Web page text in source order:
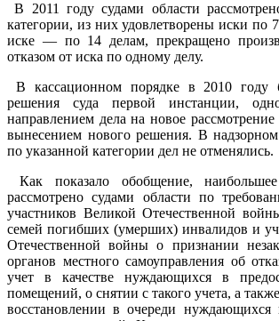
В 2011 году судами области
категории, из них удовлетворены иски по
иске — по 14 делам, прекращено
отказом от иска по одному делу.
В кассационном порядке в 2010 году
решения суда первой инстанции,
направлением дела на новое
вынесением нового решения. В
по указанной категории дел не отменялись.
Как показало обобщение,
рассмотрено судами области по
участников Великой Отечественной
семей погибших (умерших) инвалидов и
Отечественной войны о признании
органов местного самоуправления об
учет в качестве нуждающихся в
помещений, о снятии с такого учета, а
восстановлении в очереди нуждающихся